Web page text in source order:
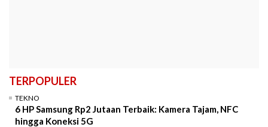
TERPOPULER
TEKNO
6 HP Samsung Rp2 Jutaan Terbaik: Kamera Tajam, NFC
hingga Koneksi 5G